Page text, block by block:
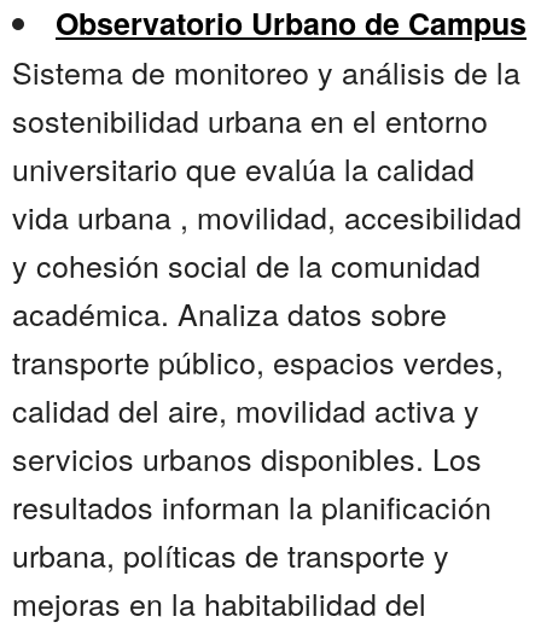
Observatorio Urbano de Campus
Sistema de monitoreo y análisis de la
sostenibilidad urbana en el entorno
universitario que evalúa la calidad
vida urbana , movilidad, accesibilidad
y cohesión social de la comunidad
académica. Analiza datos sobre
transporte público, espacios verdes,
calidad del aire, movilidad activa y
servicios urbanos disponibles. Los
resultados informan la planificación
urbana, políticas de transporte y
mejoras en la habitabilidad del